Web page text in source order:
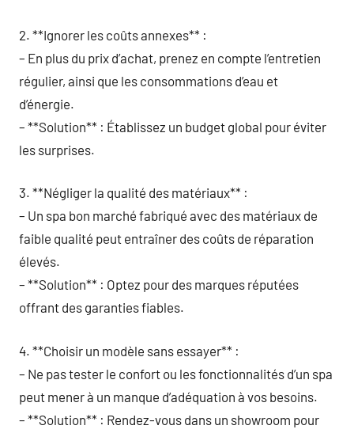
2. **Ignorer les coûts annexes** :
– En plus du prix d’achat, prenez en compte l’entretien
régulier, ainsi que les consommations d’eau et
d’énergie.
– **Solution** : Établissez un budget global pour éviter
les surprises.
3. **Négliger la qualité des matériaux** :
– Un spa bon marché fabriqué avec des matériaux de
faible qualité peut entraîner des coûts de réparation
élevés.
– **Solution** : Optez pour des marques réputées
offrant des garanties fiables.
4. **Choisir un modèle sans essayer** :
– Ne pas tester le confort ou les fonctionnalités d’un spa
peut mener à un manque d’adéquation à vos besoins.
– **Solution** : Rendez-vous dans un showroom pour